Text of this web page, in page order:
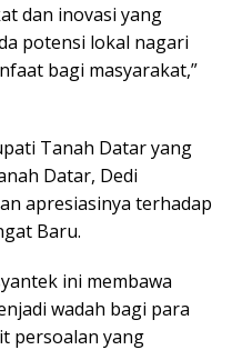
dan inovasi yang
potensi lokal nagari
bagi masyarakat,”
Tanah Datar yang
Datar, Dedi
apresiasinya terhadap
Baru.
ini membawa
wadah bagi para
persoalan yang